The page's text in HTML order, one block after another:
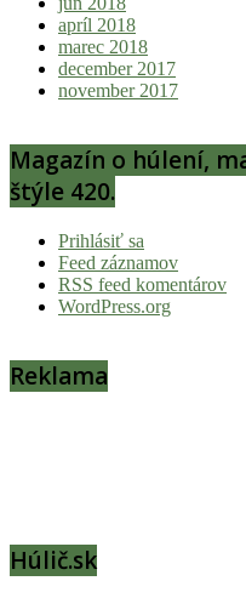
apríl 2018
marec 2018
december 2017
november 2017
Magazín o húlení,
štýle 420.
Prihlásiť sa
Feed záznamov
RSS feed komentárov
WordPress.org
Reklama
Húlič.sk